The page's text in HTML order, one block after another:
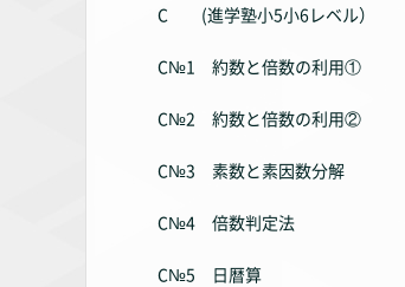
C (進学塾小5小6レベル）
C№1 約数と倍数の利用①
C№2 約数と倍数の利用②
C№3 素数と素因数分解
C№4 倍数判定法
C№5 日暦算